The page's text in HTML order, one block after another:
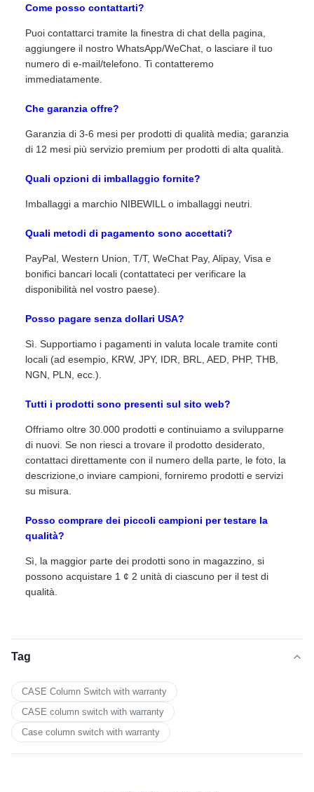
Come posso contattarti?
Puoi contattarci tramite la finestra di chat della pagina,
aggiungere il nostro WhatsApp/WeChat, o lasciare il tuo
numero di e-mail/telefono. Ti contatteremo
immediatamente.
Che garanzia offre?
Garanzia di 3-6 mesi per prodotti di qualità media; garanzia
di 12 mesi più servizio premium per prodotti di alta qualità.
Quali opzioni di imballaggio fornite?
Imballaggi a marchio NIBEWILL o imballaggi neutri.
Quali metodi di pagamento sono accettati?
PayPal, Western Union, T/T, WeChat Pay, Alipay, Visa e
bonifici bancari locali (contattateci per verificare la
disponibilità nel vostro paese).
Posso pagare senza dollari USA?
Sì. Supportiamo i pagamenti in valuta locale tramite conti
locali (ad esempio, KRW, JPY, IDR, BRL, AED, PHP, THB,
NGN, PLN, ecc.).
Tutti i prodotti sono presenti sul sito web?
Offriamo oltre 30.000 prodotti e continuiamo a svilupparne
di nuovi. Se non riesci a trovare il prodotto desiderato,
contattaci direttamente con il numero della parte, le foto, la
descrizione,o inviare campioni, forniremo prodotti e servizi
su misura.
Posso comprare dei piccoli campioni per testare la
qualità?
Sì, la maggior parte dei prodotti sono in magazzino, si
possono acquistare 1 ¢ 2 unità di ciascuno per il test di
qualità.
Tag
CASE Column Switch with warranty
CASE column switch with warranty
Case column switch with warranty